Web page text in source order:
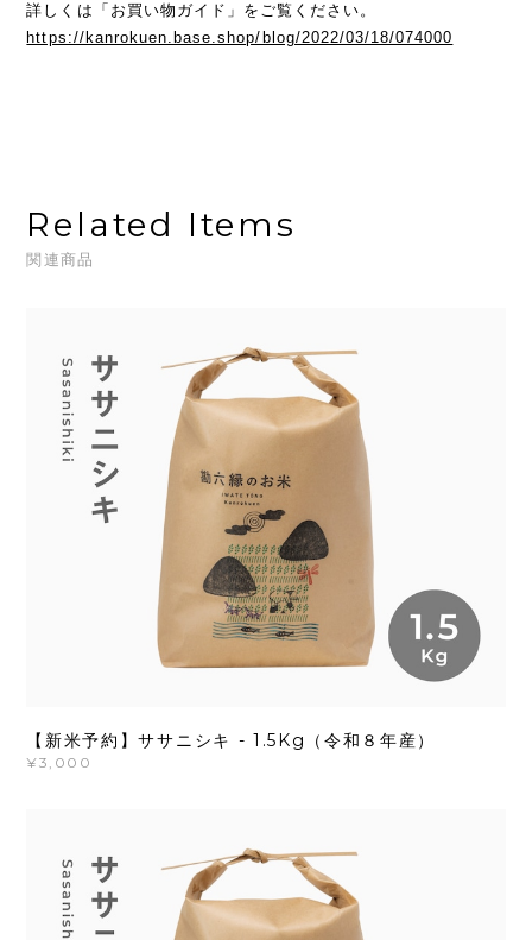
詳しくは「お買い物ガイド」をご覧ください。
https://kanrokuen.base.shop/blog/2022/03/18/074000
Related Items
関連商品
【新米予約】ササニシキ - 1.5Kg（令和８年産）
¥3,000